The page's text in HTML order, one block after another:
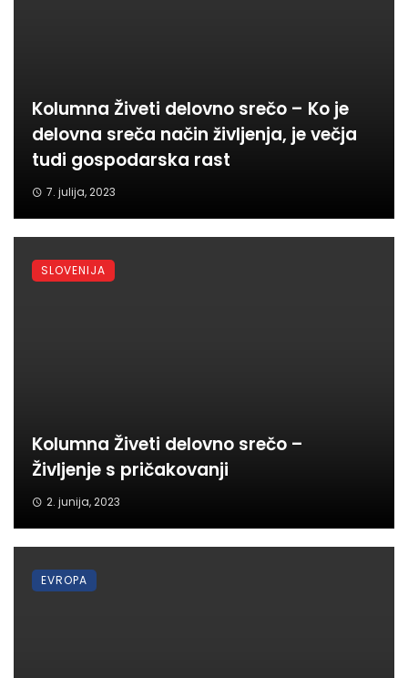
Kolumna Živeti delovno srečo – Ko je
delovna sreča način življenja, je večja
tudi gospodarska rast
7. julija, 2023
Kolumna Živeti delovno srečo –
Življenje s pričakovanji
2. junija, 2023
SLOVENIJA
EVROPA